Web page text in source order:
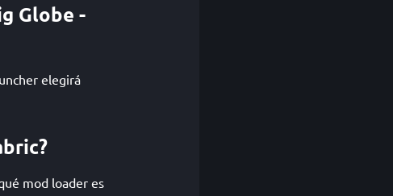
Globe -
elegirá
mod loader es